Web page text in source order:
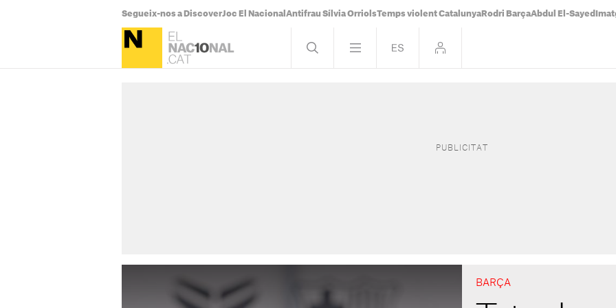
Segueix-nos a DiscoverJoc El Nacional Antifrau Sílvia OrriolsTemps violent Catalunya Rodri BarçaAbdul El-Sayed
BARÇA